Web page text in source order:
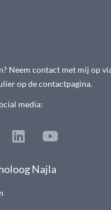
Neem contact met mij op
op de contactpagina.
media:
Najla